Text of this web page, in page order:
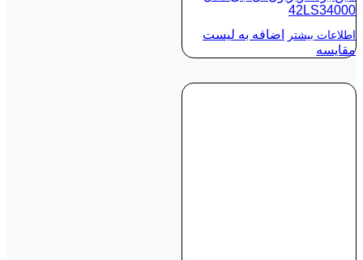
42LS34000
اطلاعات بیشتر
اضافه به لیست
مقایسه